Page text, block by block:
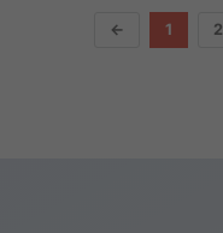
← 1 2